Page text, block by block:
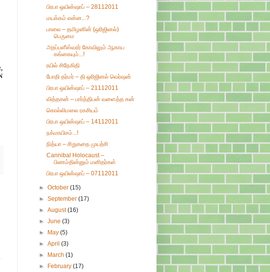
பிரபா ஒயின்ஷாப் – 28112011
மயக்கம் என்ன...?
பாலை – தமிழனின் (ஒரிஜினல்)
பெருமை
அறப்பளீஸ்வரர் கோவிலும் ஆகாய
கங்கையும்...!
ரயில் சிநேகிதி
போதி தர்மர் – தி ஒரிஜினல் வெர்ஷன்
பிரபா ஒயின்ஷாப் – 21112011
வித்தகன் – பார்த்திபன் வளைத்த கன்
கொல்லிமலை ரகசியம்
பிரபா ஒயின்ஷாப் – 14112011
நக்மாயிசம்...!
நித்யா – சிறுகதை முயற்சி
Cannibal Holocaust –
பிணம்தின்னும் மனிதர்கள்
பிரபா ஒயின்ஷாப் – 07112011
►October(15)
►September(17)
►August(16)
►June(3)
►
May(5)
►April(3)
►
March(1)
►
February(17)